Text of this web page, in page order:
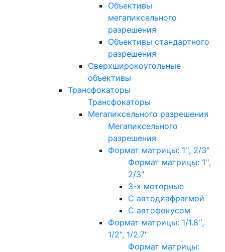
Объективы
мегапиксельного
разрешения
Объективы стандартного
разрешения
Сверхширокоугольные
объективы
Трансфокаторы
Трансфокаторы
Мегапиксельного разрешения
Мегапиксельного
разрешения
Формат матрицы: 1'', 2/3"
Формат матрицы: 1'',
2/3"
3-х моторные
С автодиафрагмой
С автофокусом
Формат матрицы: 1/1.8'',
1/2", 1/2.7"
Формат матрицы: